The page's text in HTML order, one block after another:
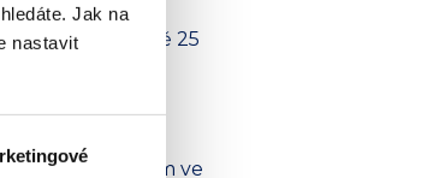
Jak na
nastavit
skupině 25
sportovních
sportovcům ve